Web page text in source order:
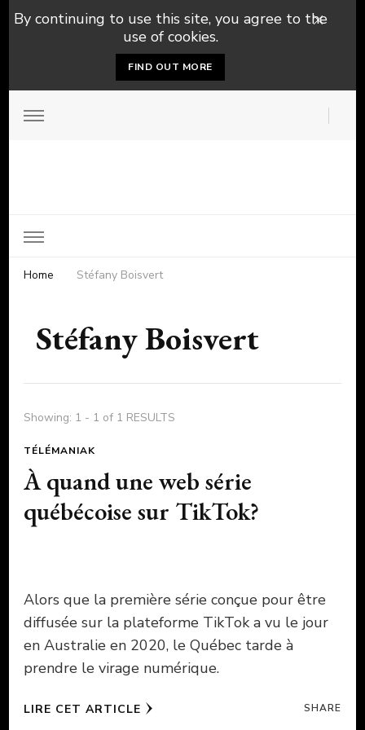
By continuing to use this site, you agree to the
use of cookies.
FIND OUT MORE
Home Stéfany Boisvert
Stéfany Boisvert
Showing: 1 - 1 of 1 RESULTS
TÉLÉMANIAK
À quand une web série
québécoise sur TikTok?
Alors que la première série conçue pour être
diffusée sur la plateforme TikTok a vu le jour
en Australie en 2020, le Québec tarde à
prendre le virage numérique.
LIRE CET ARTICLE SHARE